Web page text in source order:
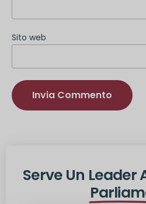
Sito web
Serve Un Leader